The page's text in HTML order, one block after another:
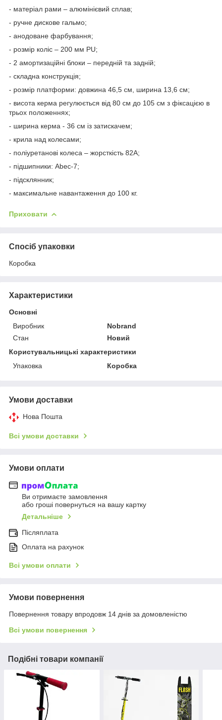
- матеріал рами – алюмінієвий сплав;
- ручне дискове гальмо;
- анодоване фарбування;
- розмір коліс – 200 мм PU;
- 2 амортизаційні блоки – передній та задній;
- складна конструкція;
- розмір платформи: довжина 46,5 см, ширина 13,6 см;
- висота керма регулюється від 80 см до 105 см з фіксацією в
трьох положеннях;
- ширина керма - 36 см із затискачем;
- крила над колесами;
- поліуретанові колеса – жорсткість 82А;
- підшипники: Abec-7;
- підсклянник;
- максимальне навантаження до 100 кг.
Приховати
Спосіб упаковки
Коробка
Характеристики
Основні
Виробник
Nobrand
Стан
Новий
Користувальницькі характеристики
Упаковка
Коробка
Умови доставки
Нова Пошта
Всі умови доставки
Умови оплати
Ви отримаєте замовлення
або гроші повернуться на вашу картку
Детальніше
Післяплата
Оплата на рахунок
Всі умови оплати
Умови повернення
Повернення товару впродовж 14 днів за домовленістю
Всі умови повернення
Подібні товари компанії